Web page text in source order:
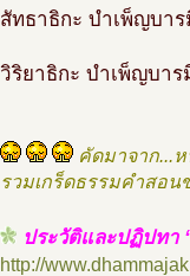
สัทธาธิกะ บำเพ็ญบา
วิริยาธิกะ บำเพ็ญบา
คัดมาจาก...
รวมเกร็ดธรรมคำสอ
ประวัติและปฏิปทา
http://